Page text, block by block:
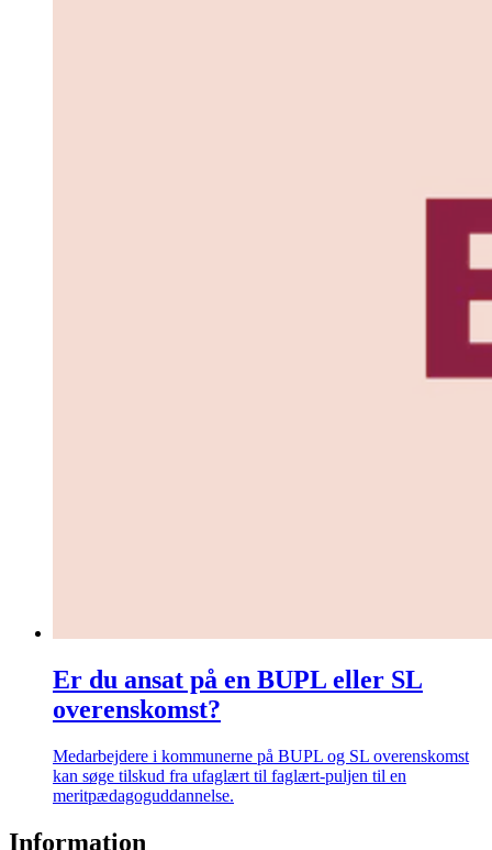
Er du ansat på en BUPL eller SL
overenskomst?
Medarbejdere i kommunerne på BUPL og SL overenskomst
kan søge tilskud fra ufaglært til faglært-puljen til en
meritpædagoguddannelse.
Information